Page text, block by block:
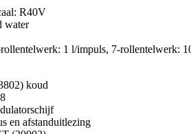
R40V
water
1 l/impuls, 7-rollentelwerk:
koud
en afstanduitlezing